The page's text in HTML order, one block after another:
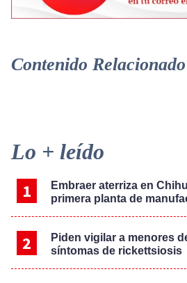
Contenido Relacionado
Primary
Sidebar
Lo + leído
Embraer aterriza en
primera planta de
Piden vigilar a menores
síntomas de rickettsiosis